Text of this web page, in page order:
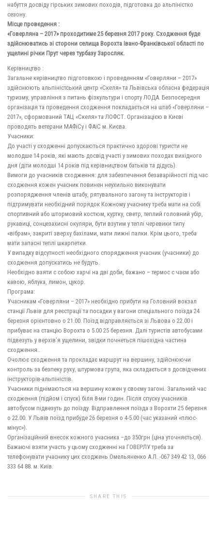
набуття досвіду гірських зимових походів, підготовка до альпіністко
сезону.
Місце проведення :
«Говерляна – 2017» проходитиме 25 березня 2017 року. Сходження буде
здійснюватись зі сторони селища Ворохта Івано-Франківської області по
ущелині річки Прут через турбазу Заросляк.
Керівництво :
Загальне керівництво підготовкою і проведенням «Говерляни – 2017»
здійснюють альпіністський центр «Скеля» та Львівська обласна федерація
туризму, управління з питань фізкультури і спорту ЛОДА. Безпосередня
організація та проведення сходження покладається на штаб «Говерляни –
2017», сформований ТАЦ «Скеля» та ЛОФСТ. Організацією в Києві
проводять ветерани МАФіСу і ФАіС м. Києва.
Учасники:
До участі у сходженні допускаються практично здорові туристи не
молодше 14 років, які мають досвід участі у зимових походах вихідного
дня (діти молодші 14 років під керівництвом батьків та дідусь).
Вимоги до учасників сходження: для забезпечення безаварійності під час
сходження кожен учасник повинен неухильно виконувати
розпорядження членів штабу, рятувального загону та інструкторів і
підтримувати необхідний порядок Кожному учаснику треба мати на собі
спортивний або штормовий костюм, куртку, светр, теплий головний убір,
рукавиці, сонцезахисні окуляри, бути взутим у теплі черевики типу
«вібрам», закриті зверху бахілами, мати лижні палки. Крім цього, треба
мати запасні теплі шкарпетки.
У випадку відсутності необхідного спорядження учасник (учасники) до
сходження допускатись не будуть.
Необхідно взяти с собою харчі на дві доби, бажано – термос с чаєм або
кавою, яблука, лимон, цукор.
Програма:
Учасникам «Говерляни – 2017» необхідно прибути на Головний вокзал
станції Львів для реєстрації та посадки у вагони спеціального поїзда 24
березня орієнтовно о 21.00. Поїзд відправляється зі Львова о 22.00 і
прибуває на станцію Ворохта о 5.00 25 березня. Далі туристів автобусами
підвезуть у верхів’я ущелини, звідки почнеться пішохідна частина
сходження..
Очолює сходження та прокладає маршрут на вершину, здійснюючи
контроль за безпеку руху, штурмова група, яка складається з досвідчених
інструкторів-альпіністів.
Учасники піднімаються на вершину кожен у своєму загоні. Загальний час
сходження (підйом і спуск) біля 8-ми годин. Після спуску учасників
автобусом підвезуть до поїзду. Відправлення поїзда з Ворохти 25 березня
о 22.00. У Львів поїзд прибуде 26 березня о 4-5.00 (час указаний «плюс-
мінус»).
Організаційний внесок кожного учасника –до 350грн (ціна уточняється).
Бажаючі взяти участь у цьому сходженні на ГОВЕРЛУ треба за
телефонувати учаснику цих сходжень Омельяненко А.Л. -067 349 42 13, 066
333 64 88. м. Київ.
SHARE THIS